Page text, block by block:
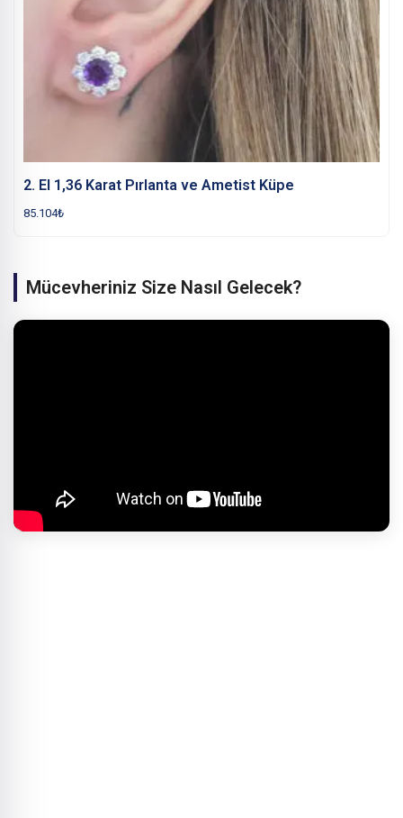
2. El 1,36 Karat Pırlanta ve Ametist Küpe
85.104₺
Mücevheriniz Size Nasıl Gelecek?